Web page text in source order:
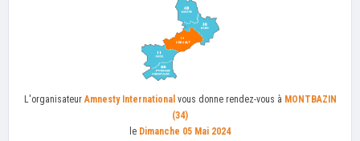
L'organisateurAmnesty International vous donne rendez-vous à MONTBAZIN
(34)
le Dimanche 05 Mai 2024